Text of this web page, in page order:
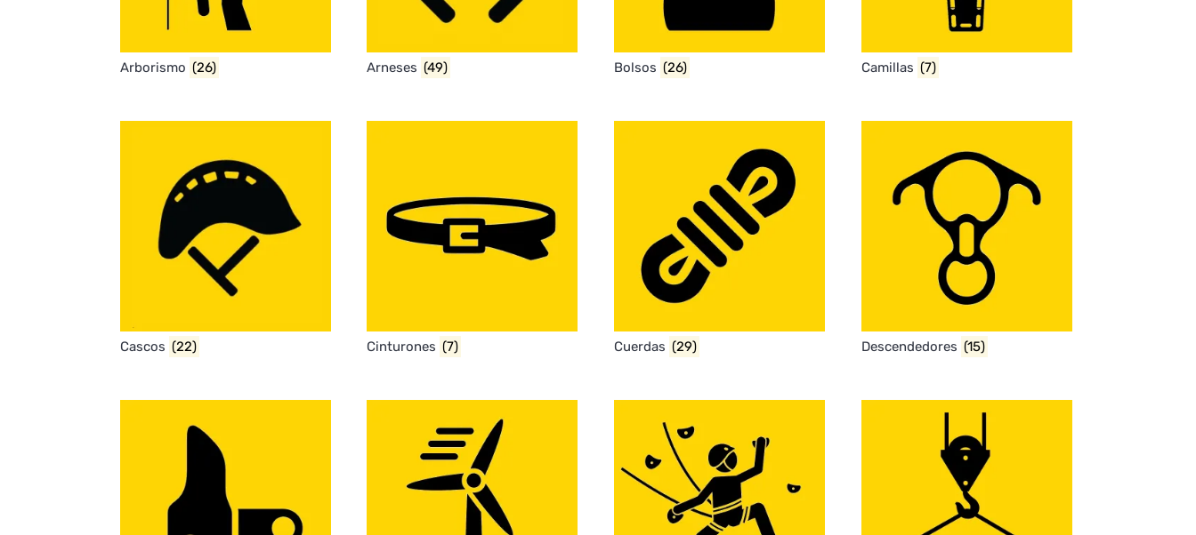
Arborismo (26) Arneses (49) Bolsos (26) Camillas (7)
Cascos (22) Cinturones (7) Cuerdas (29) Descendedores (15)